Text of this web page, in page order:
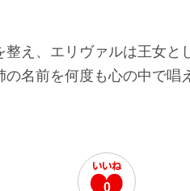
え、エリヴァルは王女と
名前を何度も心の中で唱
0